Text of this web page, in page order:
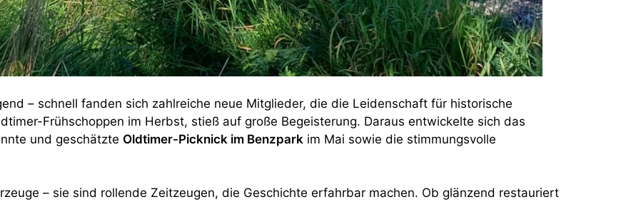
– schnell fanden sich zahlreiche neue Mitglieder, die die Leidenschaft für historische
Frühschoppen im Herbst, stieß auf große Begeisterung. Daraus entwickelte sich das
und geschätzte Oldtimer-Picknick im Benzpark im Mai sowie die stimmungsvolle
– sie sind rollende Zeitzeugen, die Geschichte erfahrbar machen. Ob glänzend restauriert